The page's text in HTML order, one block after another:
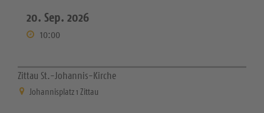
20. Sep. 2026
10:00
Zittau St.-Johannis-Kirche
Johannisplatz 1 Zittau